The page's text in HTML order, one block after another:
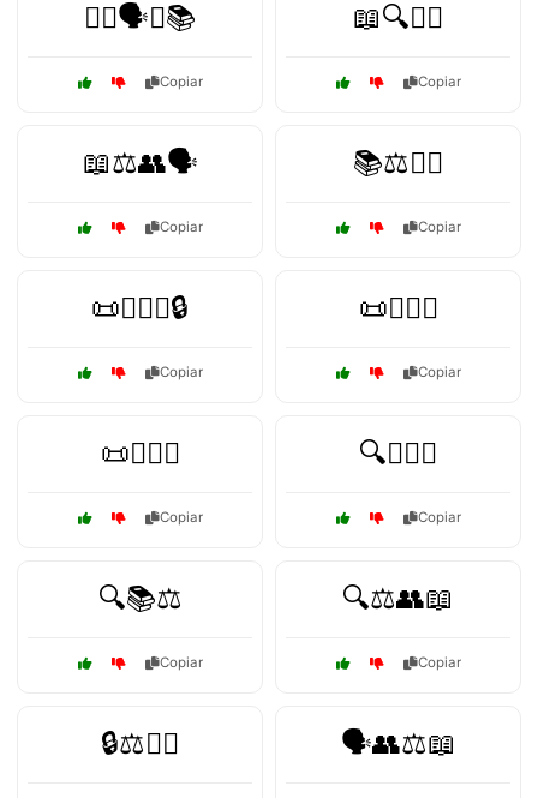
👩‍⚖️🗣️⚖️📚
Copiar
📖🔍👩‍⚖️
Copiar
📖⚖️👥🗣️
Copiar
📚⚖️🧑‍⚖️
Copiar
📜👨‍⚖️⚖️🔒
Copiar
📜🕵️‍♂️⚖️
Copiar
📜🧑‍⚖️⚖️
Copiar
🔍👨‍⚖️⚖️
Copiar
🔍📚⚖️
Copiar
🔍⚖️👥📖
Copiar
🔒⚖️🕵️‍♂️ 🗣️👥⚖️📖